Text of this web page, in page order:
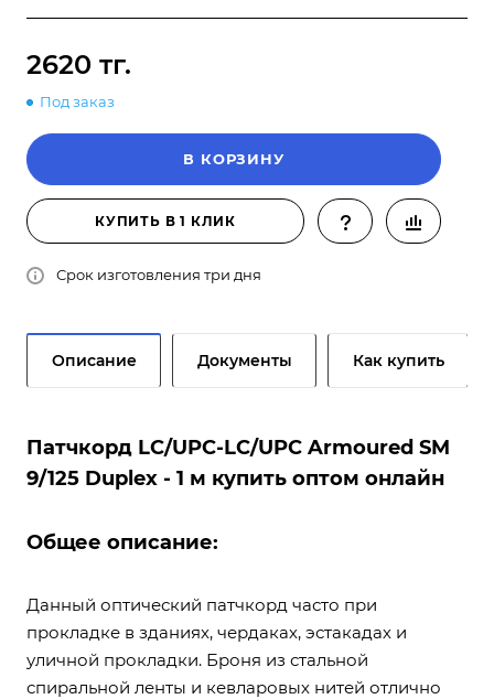
2620 тг.
Под заказ
В КОРЗИНУ
КУПИТЬ В 1 КЛИК
Срок изготовления три дня
Описание Документы Как купить
Патчкорд LC/UPC-LC/UPC Armoured SM
9/125 Duplex - 1 м купить оптом онлайн
Общее описание:
Данный оптический патчкорд часто при
прокладке в зданиях, чердаках, эстакадах и
уличной прокладки. Броня из стальной
спиральной ленты и кевларовых нитей отлично